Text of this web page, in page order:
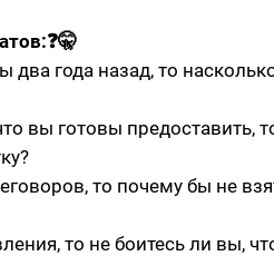
два года назад, то
вы готовы предоставить,
то почему бы не
то не боитесь ли вы,